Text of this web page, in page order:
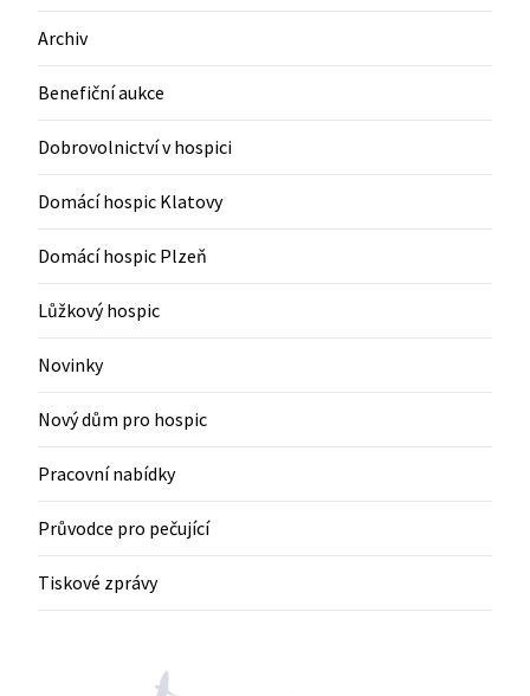
Archiv
Benefiční aukce
Dobrovolnictví v hospici
Domácí hospic Klatovy
Domácí hospic Plzeň
Lůžkový hospic
Novinky
Nový dům pro hospic
Pracovní nabídky
Průvodce pro pečující
Tiskové zprávy